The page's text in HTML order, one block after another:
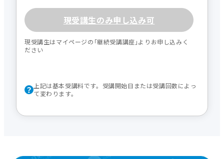
現受講生のみ申し込み可
現受講生はマイページの｢継続受講講座｣よりお申し込みく
ださい
上記は基本受講料です。受講開始日または受講回数によっ
て変わります。